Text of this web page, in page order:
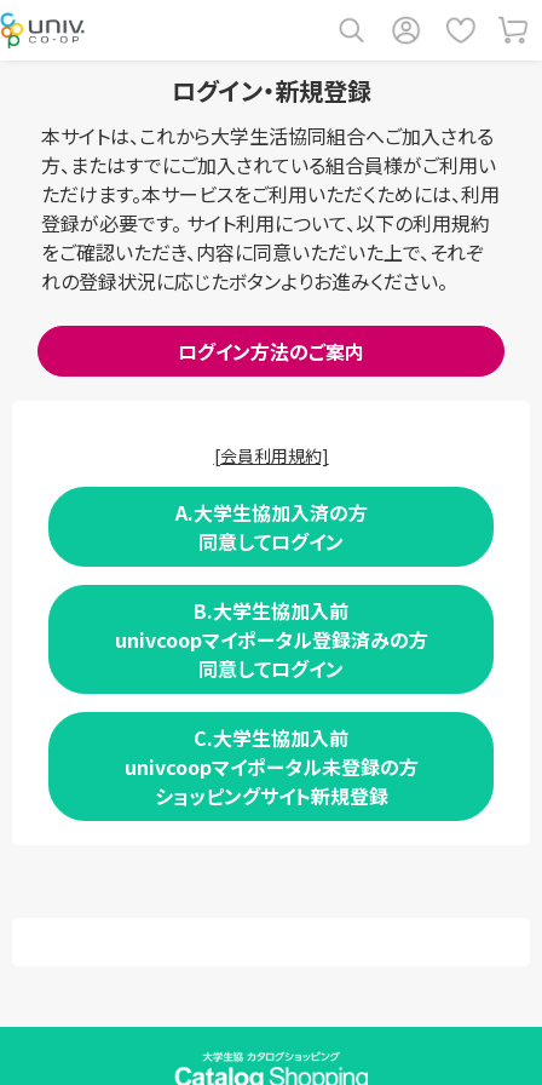
ログイン・新規登録
本サイトは、これから大学生活協同組合へご加入される
方、またはすでにご加入されている組合員様がご利用い
ただけます。本サービスをご利用いただくためには、利用
登録が必要です。 サイト利用について、以下の利用規約
をご確認いただき、内容に同意いただいた上で、それぞ
れの登録状況に応じたボタンよりお進みください。
ログイン方法のご案内
[会員利用規約]
A.大学生協加入済の方
同意してログイン
B.大学生協加入前
univcoopマイポータル登録済みの方
同意してログイン
C.大学生協加入前
univcoopマイポータル未登録の方
ショッピングサイト新規登録